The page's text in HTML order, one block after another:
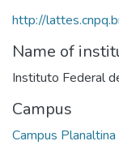
http://
Name of
Instituto Federal
Campus
Campus Planaltina